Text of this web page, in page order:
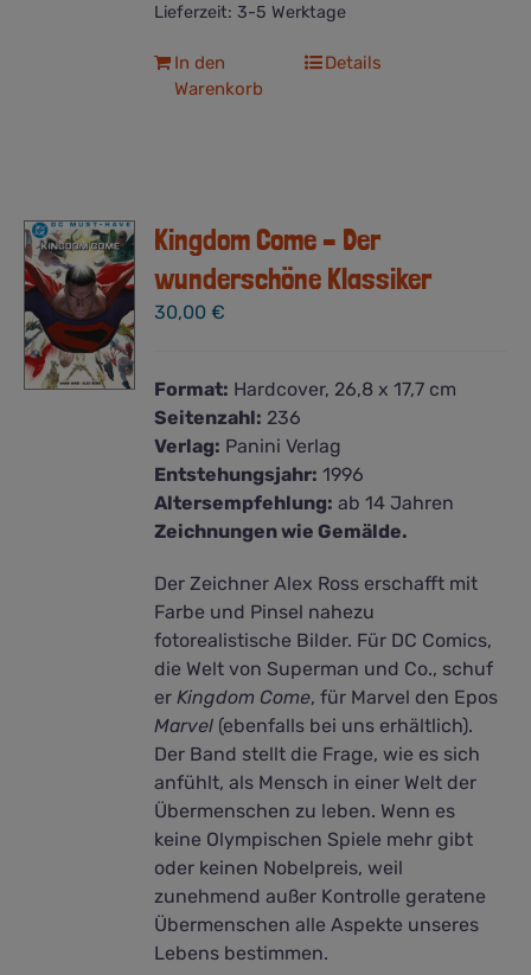
Lieferzeit: 3-5 Werktage
In den
Warenkorb
Details
Kingdom Come – Der
wunderschöne Klassiker
30,00€
Format: Hardcover, 26,8 x 17,7 cm
Seitenzahl: 236
Verlag: Panini Verlag
Entstehungsjahr: 1996
Altersempfehlung: ab 14 Jahren
Zeichnungen wie Gemälde.
Der Zeichner Alex Ross erschafft mit
Farbe und Pinsel nahezu
fotorealistische Bilder. Für DC Comics,
die Welt von Superman und Co., schuf
erKingdom Come, für Marvel den Epos
Marvel (ebenfalls bei uns erhältlich).
Der Band stellt die Frage, wie es sich
anfühlt, als Mensch in einer Welt der
Übermenschen zu leben. Wenn es
keine Olympischen Spiele mehr gibt
oder keinen Nobelpreis, weil
zunehmend außer Kontrolle geratene
Übermenschen alle Aspekte unseres
Lebens bestimmen.